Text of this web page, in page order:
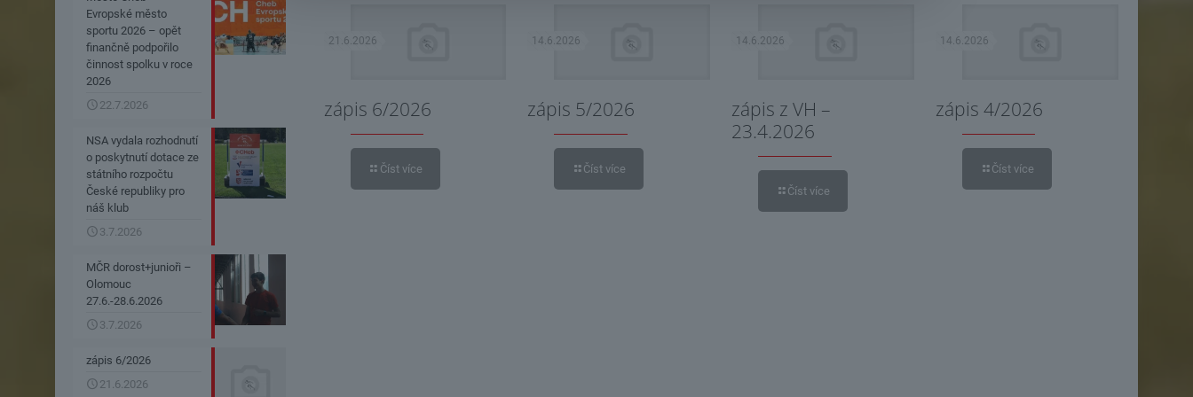
21.6.2026
zápis 6/2026
Číst více
14.6.2026
zápis 5/2026
Číst více
14.6.2026
zápis z VH –
23.4.2026
Číst více
14.6.2026
zápis 4/2026
Číst více
Evropské město
sportu 2026 – opět
finančně podpořilo
činnost spolku v roce
2026
22.7.2026
NSA vydala rozhodnutí
o poskytnutí dotace ze
státního rozpočtu
České republiky pro
náš klub
3.7.2026
MČR dorost+junioři –
Olomouc
27.6.-28.6.2026
3.7.2026
zápis 6/2026
21.6.2026